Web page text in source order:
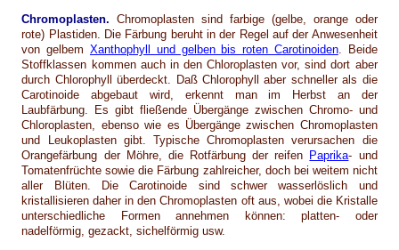
Chromoplasten. Chromoplasten sind farbige (gelbe, orange oder
rote) Plastiden. Die Färbung beruht in der Regel auf der Anwesenheit
von gelbem Xanthophyll und gelben bis roten Carotinoiden. Beide
Stoffklassen kommen auch in den Chloroplasten vor, sind dort aber
durch Chlorophyll überdeckt. Daß Chlorophyll aber schneller als die
Carotinoide abgebaut wird, erkennt man im Herbst an der
Laubfärbung. Es gibt fließende Übergänge zwischen Chromo- und
Chloroplasten, ebenso wie es Übergänge zwischen Chromoplasten
und Leukoplasten gibt. Typische Chromoplasten verursachen die
Orangefärbung der Möhre, die Rotfärbung der reifen Paprika- und
Tomatenfrüchte sowie die Färbung zahlreicher, doch bei weitem nicht
aller Blüten. Die Carotinoide sind schwer wasserlöslich und
kristallisieren daher in den Chromoplasten oft aus, wobei die Kristalle
unterschiedliche Formen annehmen können: platten- oder
nadelförmig, gezackt, sichelförmig usw.